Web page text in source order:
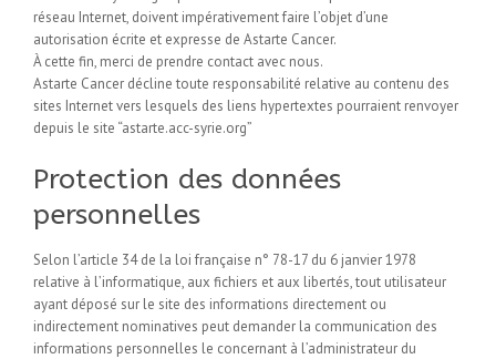
réseau Internet, doivent impérativement faire l’objet d’une
autorisation écrite et expresse de Astarte Cancer.
À cette fin, merci de prendre contact avec nous.
Astarte Cancer décline toute responsabilité relative au contenu des
sites Internet vers lesquels des liens hypertextes pourraient renvoyer
depuis le site “astarte.acc-syrie.org”
Protection des données
personnelles
Selon l’article 34 de la loi française n° 78-17 du 6 janvier 1978
relative à l’informatique, aux fichiers et aux libertés, tout utilisateur
ayant déposé sur le site des informations directement ou
indirectement nominatives peut demander la communication des
informations personnelles le concernant à l’administrateur du